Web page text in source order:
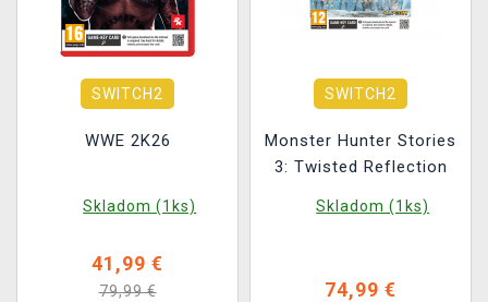
SWITCH2
WWE 2K26
Skladom (1ks)
41,99 €
79,99 €
SWITCH2
Monster Hunter Stories
3: Twisted Reflection
Skladom (1ks)
74,99 €